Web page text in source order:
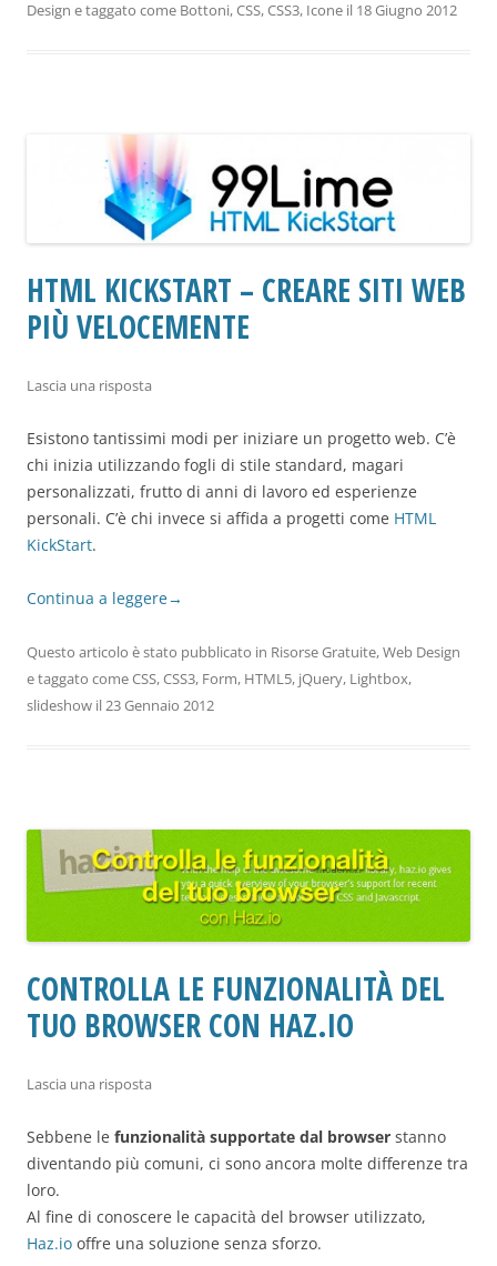
Design e taggato come Bottoni,CSS,CSS3, Icone il 18 Giugno 2012
HTML KICKSTART – CREARE SITI WEB
PIÙ VELOCEMENTE
Lascia una risposta
Esistono tantissimi modi per iniziare un progetto web. C’è
chi inizia utilizzando fogli di stile standard, magari
personalizzati, frutto di anni di lavoro ed esperienze
personali. C’è chi invece si affida a progetti come HTML
KickStart.
Continua a leggere→
Questo articolo è stato pubblicato in Risorse Gratuite,Web Design
e taggato comeCSS,CSS3, Form, HTML5, jQuery, Lightbox,
slideshow il23 Gennaio 2012
CONTROLLA LE FUNZIONALITÀ DEL
TUO BROWSER CON HAZ.IO
Lascia una risposta
Sebbene le funzionalità supportate dal browser stanno
diventando più comuni, ci sono ancora molte differenze tra
loro.
Al fine di conoscere le capacità del browser utilizzato,
Haz.io offre una soluzione senza sforzo.